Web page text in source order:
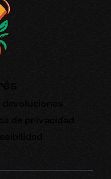
de privacidad